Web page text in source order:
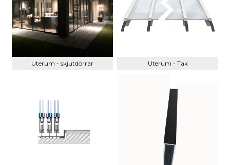
Uterum - skjutdörrar Uterum - Tak